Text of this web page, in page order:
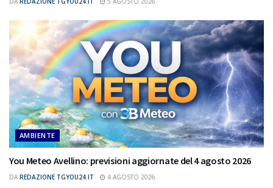
AMBIENTE
You Meteo Avellino: previsioni aggiornate del 4 agosto 2026
DA REDAZIONE TGYOU24.IT 4 AGOSTO 2026